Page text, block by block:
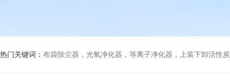
热门关键词： 布袋除尘器，光氧净化器，等离子净化器，上装下卸活性炭吸附箱，打磨除尘